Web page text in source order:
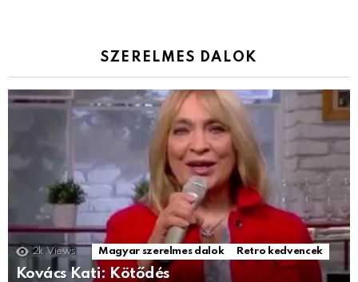
SZERELMES DALOK
2k Views Magyar szerelmes dalok Retro kedvencek
Kovács Kati: Kötődés